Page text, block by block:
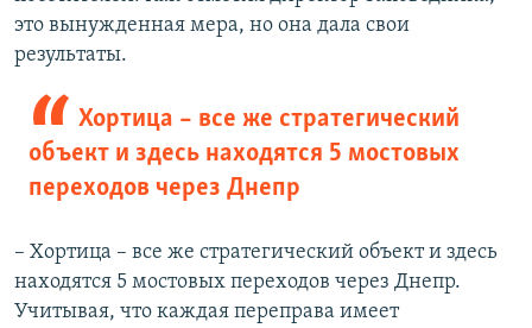
это вынужденная мера, но она дала свои
результаты.
Хортица – все же стратегический
объект и здесь находятся 5 мостовых
переходов через Днепр
– Хортица – все же стратегический объект и здесь
находятся 5 мостовых переходов через Днепр.
Учитывая, что каждая переправа имеет